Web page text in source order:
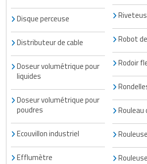
Disque perceuse
Distributeur de cable
Doseur volumétrique pour
liquides
Doseur volumétrique pour
poudres
Ecouvillon industriel
Efflumètre
Robot
Rodoir
Rouleau
Rouleuse